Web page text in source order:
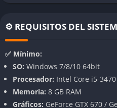
El gameplay de A Way Out es
jugadores comprometidos a lo
6-7 horas de duración. Los
Participar en secuencias de
⚙️ REQUISITOS DEL
✅ Mínimo:
SO: Windows 7/8/10 64bit
Procesador: Intel Core i5-
Memoria: 8 GB RAM
Gráficos: GeForce GTX 670 /